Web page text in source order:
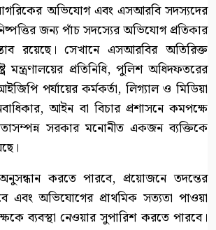
অভিযোগ এবং এসআরবি সদস্যদের
জন্য পাঁচ সদস্যের অভিযোগ প্রতিকার
রয়েছে। সেখানে এসআরবির অতিরিক্ত
মন্ত্রণালয়ের প্রতিনিধি, পুলিশ অধিদফতরের
পর্যায়ের কর্মকর্তা, লিগ্যাল ও মিডিয়া
আইন বা বিচার প্রশাসনে কমপক্ষে
সরকার মনোনীত একজন ব্যক্তিকে
করতে পারবে, প্রয়োজনে তদন্তের
এবং অভিযোগের প্রাথমিক সত্যতা পাওয়া
ব্যবস্থা নেওয়ার সুপারিশ করতে পারবে।